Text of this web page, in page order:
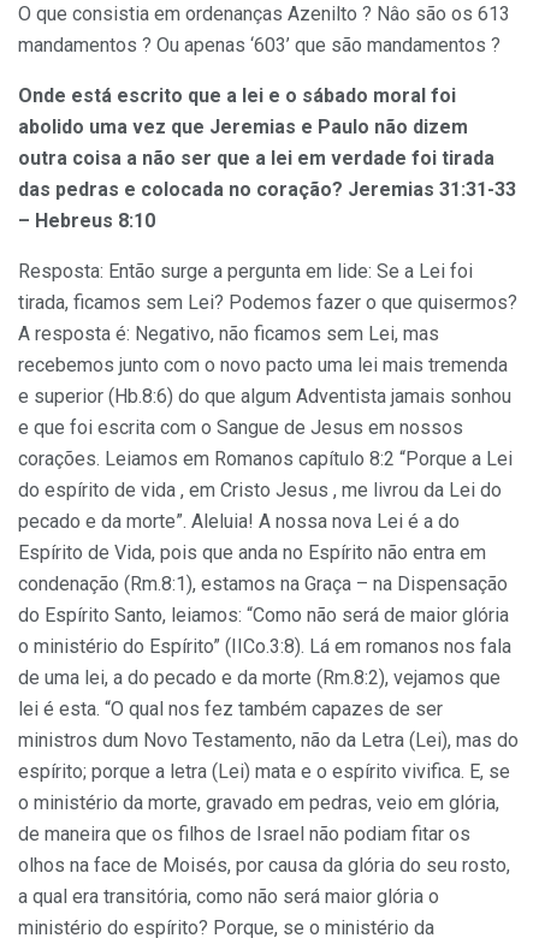
O que consistia em ordenanças Azenilto ? Nâo são os 613
mandamentos ? Ou apenas ‘603’ que são mandamentos ?
Onde está escrito que a lei e o sábado moral foi
abolido uma vez que Jeremias e Paulo não dizem
outra coisa a não ser que a lei em verdade foi tirada
das pedras e colocada no coração? Jeremias 31:31-33
– Hebreus 8:10
Resposta: Então surge a pergunta em lide: Se a Lei foi
tirada, ficamos sem Lei? Podemos fazer o que quisermos?
A resposta é: Negativo, não ficamos sem Lei, mas
recebemos junto com o novo pacto uma lei mais tremenda
e superior (Hb.8:6) do que algum Adventista jamais sonhou
e que foi escrita com o Sangue de Jesus em nossos
corações. Leiamos em Romanos capítulo 8:2 “Porque a Lei
do espírito de vida , em Cristo Jesus , me livrou da Lei do
pecado e da morte”. Aleluia! A nossa nova Lei é a do
Espírito de Vida, pois que anda no Espírito não entra em
condenação (Rm.8:1), estamos na Graça – na Dispensação
do Espírito Santo, leiamos: “Como não será de maior glória
o ministério do Espírito” (IICo.3:8). Lá em romanos nos fala
de uma lei, a do pecado e da morte (Rm.8:2), vejamos que
lei é esta. “O qual nos fez também capazes de ser
ministros dum Novo Testamento, não da Letra (Lei), mas do
espírito; porque a letra (Lei) mata e o espírito vivifica. E, se
o ministério da morte, gravado em pedras, veio em glória,
de maneira que os filhos de Israel não podiam fitar os
olhos na face de Moisés, por causa da glória do seu rosto,
a qual era transitória, como não será maior glória o
ministério do espírito? Porque, se o ministério da